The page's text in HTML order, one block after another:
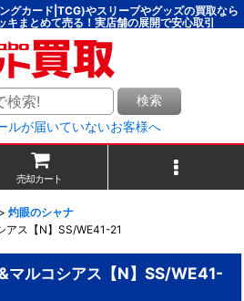
グカード|TCG)やスリーブやグッズの買取なら
キまとめて売る！実店舗の展開で安心取引
検索
ルが届いていないお客様へ
売却カート
> 灼眼のシャナ
アス【N】SS/WE41-21
マルコシアス【N】SS/WE41-